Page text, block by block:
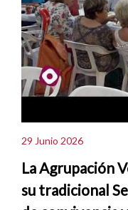
29 Junio 2026
La Agrupación
su tradicional